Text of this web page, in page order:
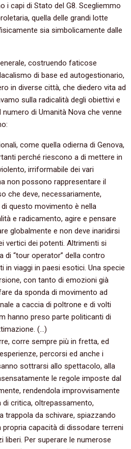
i capi di Stato del G8. Scegliemmo
quella delle grandi lotte
sia simbolicamente dalle
costruendo faticose
di base ed autogestionario,
in diverse città, che diedero vita ad
sulla radicalità degli obiettivi e
di Umanità Nova che venne
come quella odierna di Genova,
perché riescono a di mettere in
irriformabile dei vari
non possono rappresentare il
che deve, necessariamente,
questo movimento è nella
e radicamento, agire e pensare
globalmente e non deve inaridirsi
vertici dei potenti. Altrimenti si
di “tour operator” della contro
in viaggi in paesi esotici. Una specie
con tanto di emozioni già
da sponda di movimento ad
a caccia di poltrone e di volti
hanno preso parte politicanti di
(…)
corre sempre più in fretta, ed
percorsi ed anche i
sottrarsi allo spettacolo, alla
le regole imposte dal
rendendola improvvisamente
critica, oltrepassamento,
trappola da schivare, spiazzando
propria capacità di dissodare terreni
liberi. Per superare le numerose